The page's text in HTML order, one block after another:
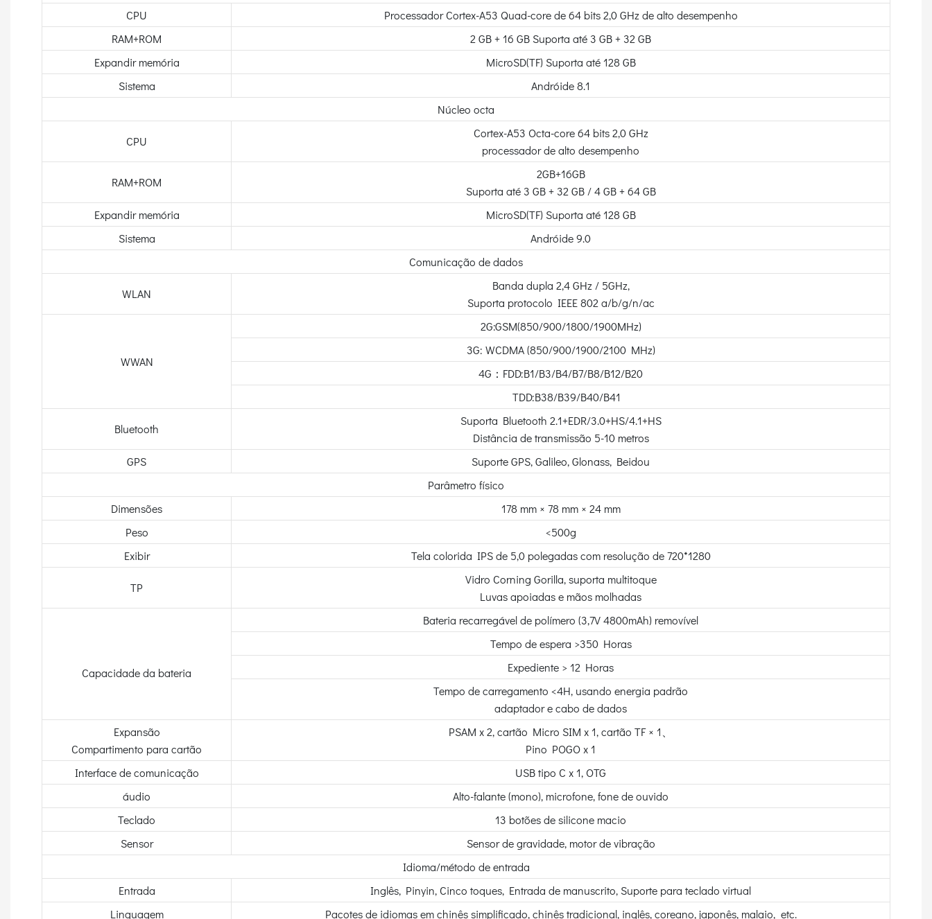
CPU
Processador Cortex-A53 Quad-core de 64 bits 2,0 GHz de alto desempenho
RAM+ROM
2 GB + 16 GB Suporta até 3 GB + 32 GB
Expandir memória
MicroSD(TF) Suporta até 128 GB
Sistema
Andróide 8.1
Núcleo octa
CPU
Cortex-A53 Octa-core 64 bits 2,0 GHz
processador de alto desempenho
RAM+ROM
2GB+16GB
Suporta até 3 GB + 32 GB / 4 GB + 64 GB
Expandir memória
MicroSD(TF) Suporta até 128 GB
Sistema
Andróide 9.0
Comunicação de dados
WLAN
Banda dupla 2,4 GHz / 5GHz,
Suporta protocolo IEEE 802 a/b/g/n/ac
WWAN
2G:GSM(850/900/1800/1900MHz)
3G: WCDMA (850/900/1900/2100 MHz)
4G：FDD:B1/B3/B4/B7/B8/B12/B20
TDD:B38/B39/B40/B41
Bluetooth
Suporta Bluetooth 2.1+EDR/3.0+HS/4.1+HS
Distância de transmissão 5-10 metros
GPS
Suporte GPS, Galileo, Glonass, Beidou
Parâmetro físico
Dimensões
178 mm × 78 mm × 24 mm
Peso
<500g
Exibir
Tela colorida IPS de 5,0 polegadas com resolução de 720*1280
TP
Vidro Corning Gorilla, suporta multitoque
Luvas apoiadas e mãos molhadas
Capacidade da bateria
Bateria recarregável de polímero (3,7V 4800mAh) removível
Tempo de espera >350 Horas
Expediente > 12 Horas
Tempo de carregamento <4H, usando energia padrão
adaptador e cabo de dados
Expansão
Compartimento para cartão
PSAM x 2, cartão Micro SIM x 1, cartão TF × 1、
Pino POGO x 1
Interface de comunicação
USB tipo C x 1, OTG
áudio
Alto-falante (mono), microfone, fone de ouvido
Teclado
13 botões de silicone macio
Sensor
Sensor de gravidade, motor de vibração
Idioma/método de entrada
Entrada
Inglês, Pinyin, Cinco toques, Entrada de manuscrito, Suporte para teclado virtual
Linguagem
Pacotes de idiomas em chinês simplificado, chinês tradicional, inglês, coreano, japonês, malaio, etc.